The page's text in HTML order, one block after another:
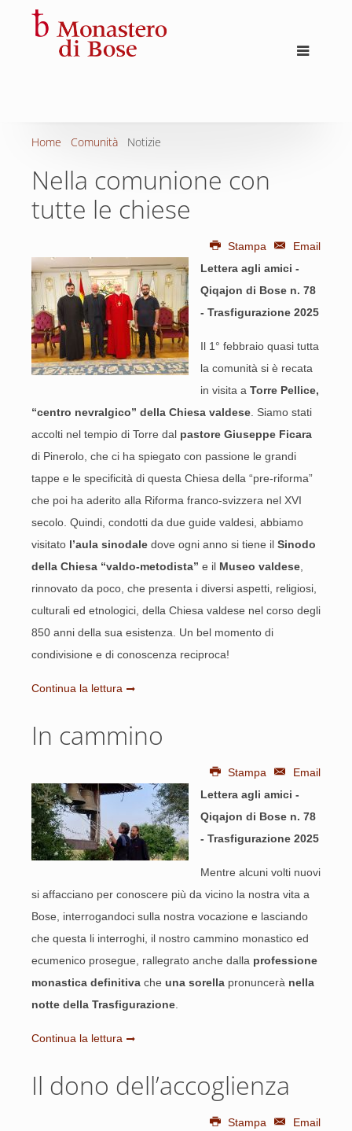
Home Comunità Notizie
Nella comunione con
tutte le chiese
Stampa
Email
Lettera agli amici -
Qiqajon di Bose n. 78
- Trasfigurazione 2025
Il 1° febbraio quasi tutta
la comunità si è recata
in visita a Torre Pellice,
“centro nevralgico” della Chiesa valdese . Siamo stati
accolti nel tempio di Torre dal pastore Giuseppe Ficara
di Pinerolo, che ci ha spiegato con passione le grandi
tappe e le specificità di questa Chiesa della “pre-riforma”
che poi ha aderito alla Riforma franco-svizzera nel XVI
secolo. Quindi, condotti da due guide valdesi, abbiamo
visitato l’aula sinodale dove ogni anno si tiene il Sinodo
della Chiesa “valdo-metodista” e il Museo valdese
rinnovato da poco, che presenta i diversi aspetti, religiosi,
culturali ed etnologici, della Chiesa valdese nel corso degli
850 anni della sua esistenza. Un bel momento di
condivisione e di conoscenza reciproca!
Continua la lettura
In cammino
Stampa
Email
Lettera agli amici -
Qiqajon di Bose n. 78
- Trasfigurazione 2025
Mentre alcuni volti nuovi
si affacciano per conoscere più da vicino la nostra vita a
Bose, interrogandoci sulla nostra vocazione e lasciando
che questa li interroghi, il nostro cammino monastico ed
ecumenico prosegue, rallegrato anche dalla professione
monastica definitiva che una sorella pronuncerà nella
notte della Trasfigurazione
Continua la lettura
Il dono dell’accoglienza
Stampa
Email